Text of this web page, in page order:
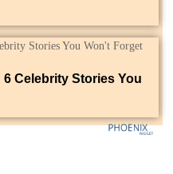
Celebrity Stories You